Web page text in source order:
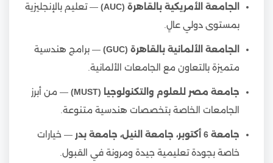
الجامعة الأمريكية بالقاهرة (AUC)
— تعليم بالإنجليزية
بمستوى دولي عالٍ.
الجامعة الألمانية بالقاهرة (GUC)
— برامج هندسية
متميزة بالتعاون مع الجامعات الألمانية.
جامعة مصر للعلوم والتكنولوجيا (MUST)
— من أبرز
الجامعات الخاصة بتخصصات هندسية متنوعة.
جامعة 6 أكتوبر، جامعة النيل، جامعة بدر
— خيارات
خاصة بجودة تعليمية جيدة ومرونة في القبول.